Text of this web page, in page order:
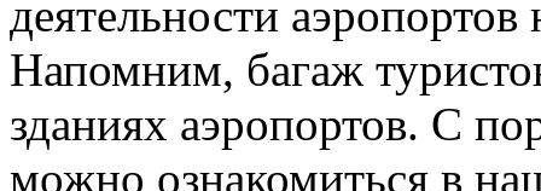
деятельности аэропортов
Напомним, багаж
зданиях аэропортов. С
можно ознакомиться в